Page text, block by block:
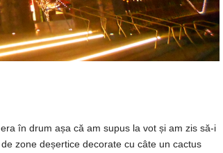
era în drum așa că am supus la vot și am zis să-i
de zone deșertice decorate cu câte un cactus